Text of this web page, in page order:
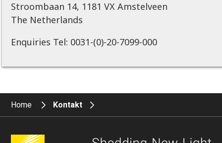
Stroombaan 14, 1181 VX Amstelveen
The Netherlands
Enquiries Tel: 0031-(0)-20-7099-000
Home Kontakt